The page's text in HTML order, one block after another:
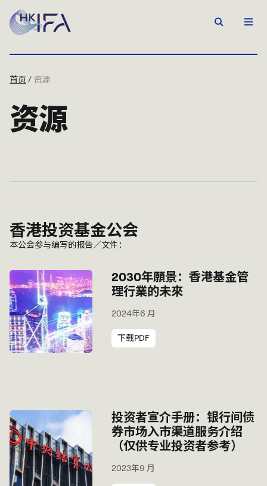
首页/ 资源
资源
香港投资基金公会
本公会参与编写的报告／文件：
2030年願景：香港基金管
理行業的未來
2024年6 月
下载PDF
投资者宣介手册：银行间债
券市场入市渠道服务介绍
（仅供专业投资者参考）
2023年9 月